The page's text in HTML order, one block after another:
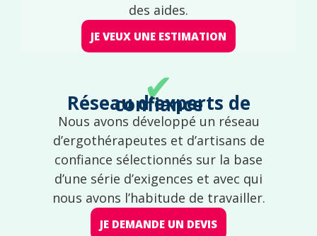
des aides.
JE VEUX UNE ESTIMATION
✔
Réseau d'experts de confiance
Nous avons développé un réseau
d’ergothérapeutes et d’artisans de
confiance sélectionnés sur la base
d’une série d’exigences et avec qui
nous avons l’habitude de travailler.
JE DEMANDE UN DEVIS